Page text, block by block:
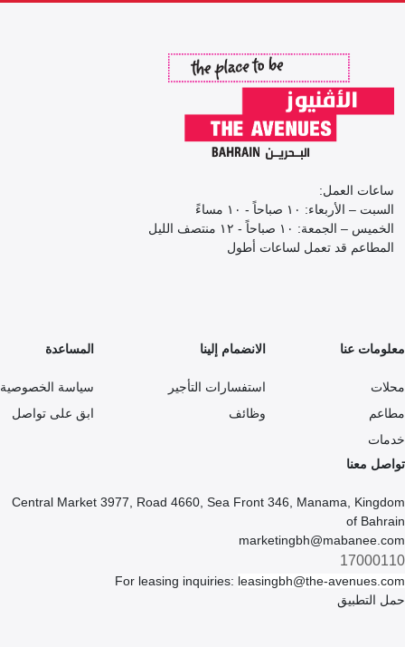
ساعات العمل:
السبت – الأربعاء: ١٠ صباحاً - ١٠ مساءً
الخميس – الجمعة: ١٠ صباحاً - ١٢ منتصف الليل
المطاعم قد تعمل لساعات أطول
معلومات عنا
محلات
مطاعم
خدمات
الانضمام إلينا
استفسارات التأجير
وظائف
المساعدة
سياسة الخصوصية
ابق على تواصل
تواصل معنا
Central Market 3977, Road 4660, Sea Front 346, Manama, Kingdom
of Bahrain
marketingbh@mabanee.com
17000110
For leasing inquiries: leasingbh@the-avenues.com
حمل التطبيق